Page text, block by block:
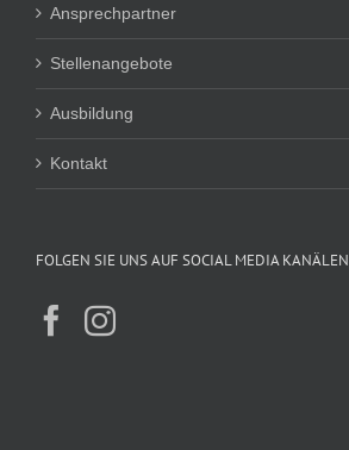
Ansprechpartner
Stellenangebote
Ausbildung
Kontakt
FOLGEN SIE UNS AUF SOCIAL MEDIA KANÄLEN